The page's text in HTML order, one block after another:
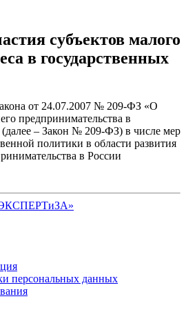
субъектов малого
в государственных
от 24.07.2007 № 209-ФЗ «О
предпринимательства в
– Закон № 209-ФЗ) в числе мер
политики в области развития
в России
персональных данных